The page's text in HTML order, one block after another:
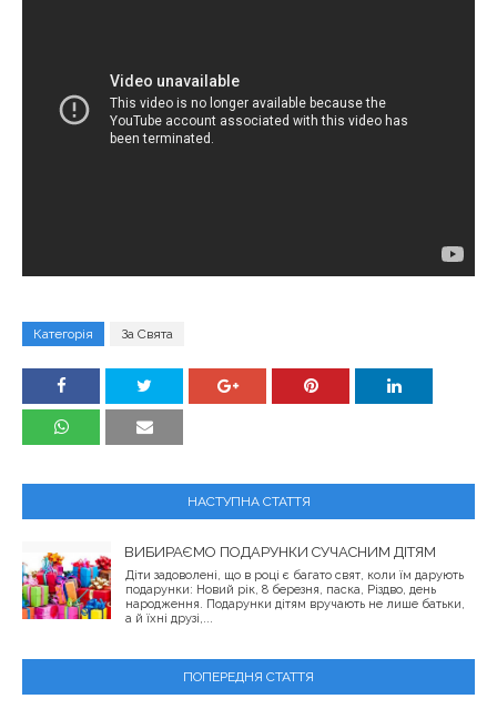
Категорія За Свята
НАСТУПНА СТАТТЯ
ВИБИРАЄМО ПОДАРУНКИ СУЧАСНИМ ДІТЯМ
Діти задоволені, що в році є багато свят, коли їм дарують
подарунки: Новий рік, 8 березня, паска, Різдво, день
народження. Подарунки дітям вручають не лише батьки,
а й їхні друзі,...
ПОПЕРЕДНЯ СТАТТЯ